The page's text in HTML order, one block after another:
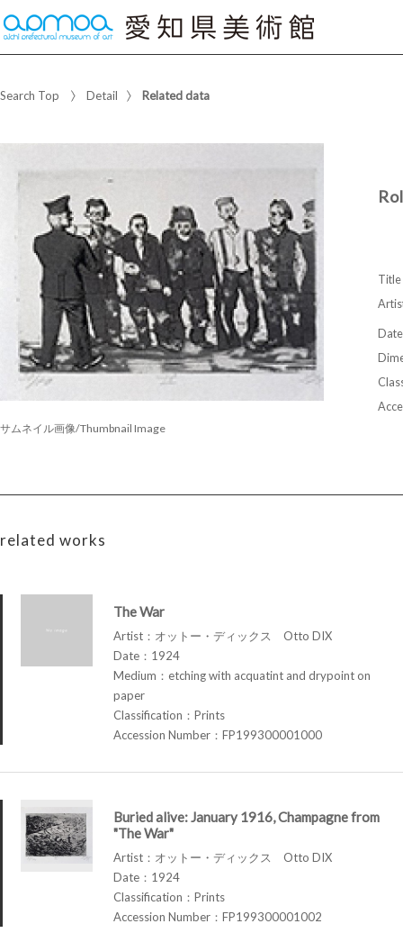
Search Top Detail Related data
サムネイル画像/Thumbnail Image
Title
Date
related works
The War
Artist：オットー・ディックス Otto DIX
Date：1924
Medium：etching with acquatint and drypoint on
paper
Classification：Prints
Accession Number：FP199300001000
Buried alive: January 1916, Champagne from
"The War"
Artist：オットー・ディックス Otto DIX
Date：1924
Classification：Prints
Accession Number：FP199300001002